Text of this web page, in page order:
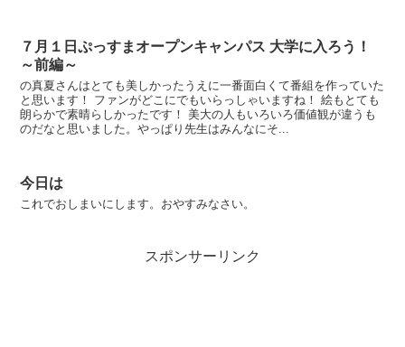
７月１日ぷっすまオープンキャンパス 大学に入ろう！
～前編～
の真夏さんはとても美しかったうえに一番面白くて番組を作っていた
と思います！ ファンがどこにでもいらっしゃいますね！ 絵もとても
朗らかで素晴らしかったです！ 美大の人もいろいろ価値観が違うも
のだなと思いました。やっぱり先生はみんなにそ...
今日は
これでおしまいにします。おやすみなさい。
スポンサーリンク